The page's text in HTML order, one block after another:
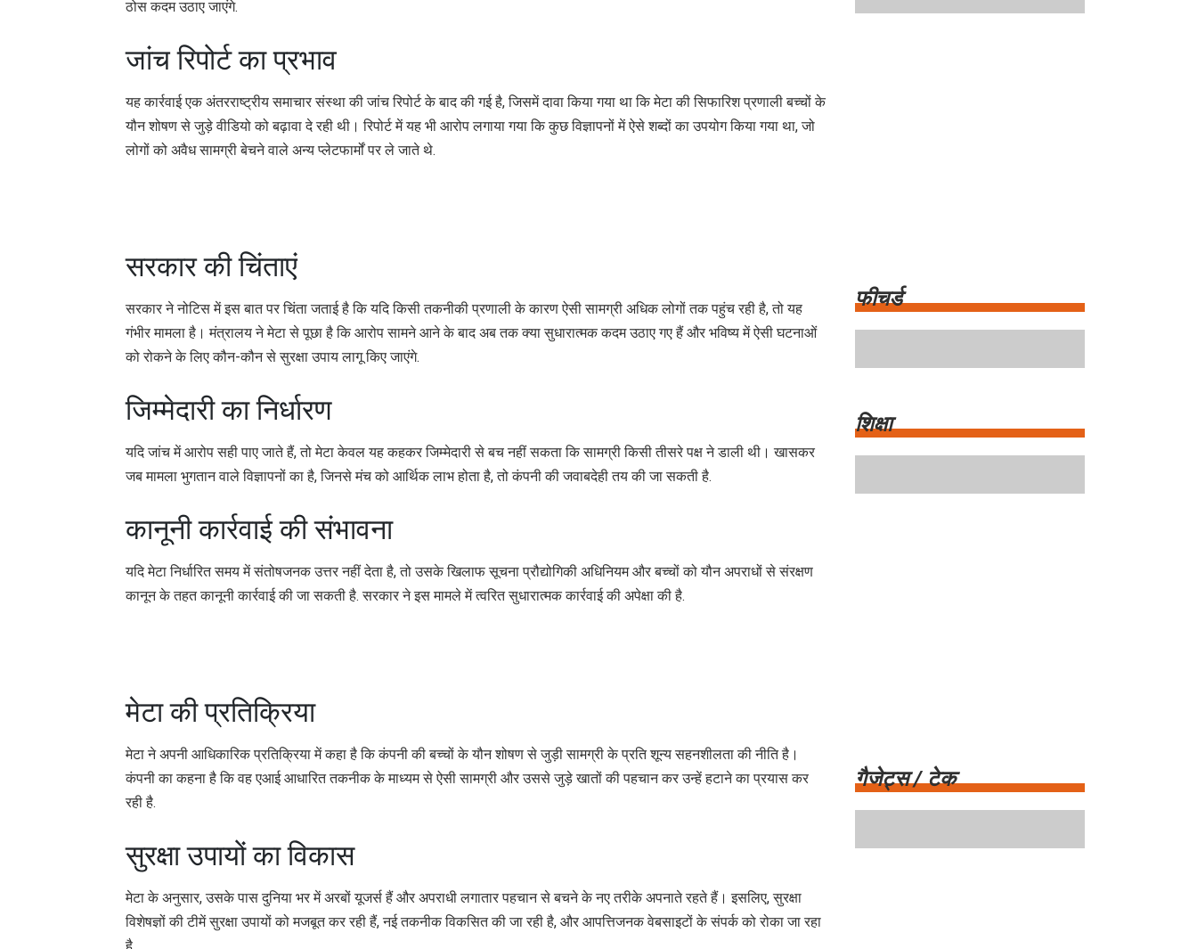
ठोस कदम उठाए जाएंगे.
जांच रिपोर्ट का प्रभाव
यह कार्रवाई एक अंतरराष्ट्रीय समाचार संस्था की जांच रिपोर्ट के बाद की गई है, जिसमें दावा किया गया था कि मेटा की सिफारिश प्रणाली बच्चों के
यौन शोषण से जुड़े वीडियो को बढ़ावा दे रही थी। रिपोर्ट में यह भी आरोप लगाया गया कि कुछ विज्ञापनों में ऐसे शब्दों का उपयोग किया गया था, जो
लोगों को अवैध सामग्री बेचने वाले अन्य प्लेटफार्मों पर ले जाते थे.
सरकार की चिंताएं
सरकार ने नोटिस में इस बात पर चिंता जताई है कि यदि किसी तकनीकी प्रणाली के कारण ऐसी सामग्री अधिक लोगों तक पहुंच रही है, तो यह
गंभीर मामला है। मंत्रालय ने मेटा से पूछा है कि आरोप सामने आने के बाद अब तक क्या सुधारात्मक कदम उठाए गए हैं और भविष्य में ऐसी घटनाओं
को रोकने के लिए कौन-कौन से सुरक्षा उपाय लागू किए जाएंगे.
जिम्मेदारी का निर्धारण
यदि जांच में आरोप सही पाए जाते हैं, तो मेटा केवल यह कहकर जिम्मेदारी से बच नहीं सकता कि सामग्री किसी तीसरे पक्ष ने डाली थी। खासकर
जब मामला भुगतान वाले विज्ञापनों का है, जिनसे मंच को आर्थिक लाभ होता है, तो कंपनी की जवाबदेही तय की जा सकती है.
कानूनी कार्रवाई की संभावना
यदि मेटा निर्धारित समय में संतोषजनक उत्तर नहीं देता है, तो उसके खिलाफ सूचना प्रौद्योगिकी अधिनियम और बच्चों को यौन अपराधों से संरक्षण
कानून के तहत कानूनी कार्रवाई की जा सकती है. सरकार ने इस मामले में त्वरित सुधारात्मक कार्रवाई की अपेक्षा की है.
मेटा की प्रतिक्रिया
मेटा ने अपनी आधिकारिक प्रतिक्रिया में कहा है कि कंपनी की बच्चों के यौन शोषण से जुड़ी सामग्री के प्रति शून्य सहनशीलता की नीति है।
कंपनी का कहना है कि वह एआई आधारित तकनीक के माध्यम से ऐसी सामग्री और उससे जुड़े खातों की पहचान कर उन्हें हटाने का प्रयास कर
रही है.
सुरक्षा उपायों का विकास
मेटा के अनुसार, उसके पास दुनिया भर में अरबों यूजर्स हैं और अपराधी लगातार पहचान से बचने के नए तरीके अपनाते रहते हैं। इसलिए, सुरक्षा
विशेषज्ञों की टीमें सुरक्षा उपायों को मजबूत कर रही हैं, नई तकनीक विकसित की जा रही है, और आपत्तिजनक वेबसाइटों के संपर्क को रोका जा रहा